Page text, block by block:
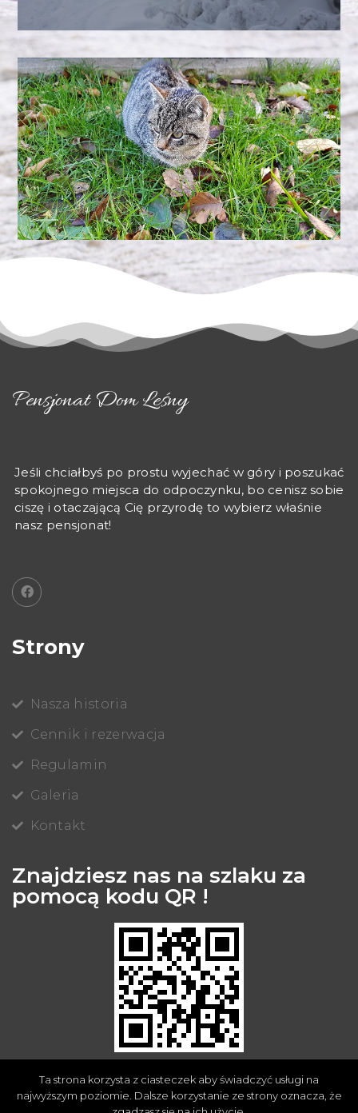
Pensjonat Dom Leśny
Jeśli chciałbyś po prostu wyjechać w góry i poszukać
spokojnego miejsca do odpoczynku, bo cenisz sobie
ciszę i otaczającą Cię przyrodę to wybierz właśnie
nasz pensjonat!
Strony
Nasza historia
Cennik i rezerwacja
Regulamin
Galeria
Kontakt
Znajdziesz nas na szlaku za
pomocą kodu QR !
Ta strona korzysta z ciasteczek aby świadczyć usługi na
najwyższym poziomie. Dalsze korzystanie ze strony oznacza, że